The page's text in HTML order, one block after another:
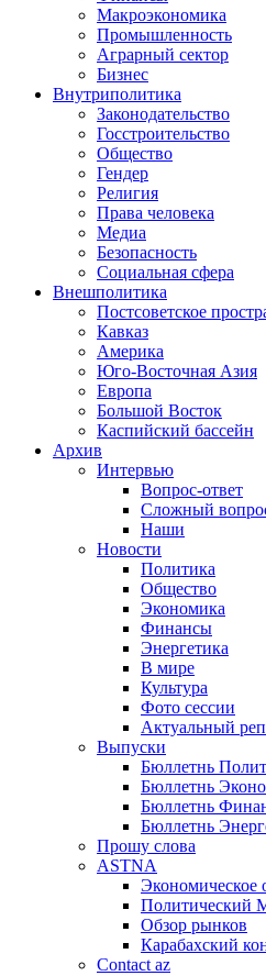
Макроэкономика
Промышленность
Аграрный сектор
Бизнес
Внутриполитика
Законодательство
Госстроительство
Общество
Гендер
Религия
Права человека
Медиа
Безопасность
Социальная сфера
Внешполитика
Постсоветское
Кавказ
Америка
Юго-Восточная Азия
Европа
Большой Восток
Каспийский бассейн
Архив
Интервью
Вопрос-ответ
Сложный
Наши
Новости
Политика
Общество
Экономика
Финансы
Энергетика
В мире
Культура
Фото сессии
Актуальный
Выпуски
Бюллетнь
Бюллетнь
Бюллетнь
Бюллетнь
Прошу слова
ASTNA
Экономическое
Политический
Обзор рынков
Карабахский
Contact az